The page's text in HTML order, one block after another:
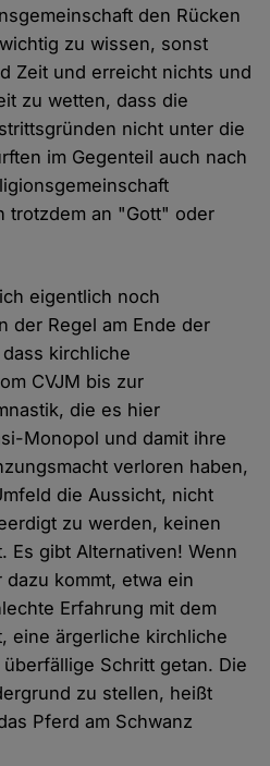
den Rücken
zu wissen, sonst
Zeit und erreicht nichts und
zu wetten, dass die
nicht unter die
im Gegenteil auch nach
trotzdem an "Gott" oder
eigentlich noch
der Regel am Ende der
kirchliche
CVJM bis zur
die es hier
Monopol und damit ihre
verloren haben,
die Aussicht, nicht
zu werden, keinen
Es gibt Alternativen! Wenn
kommt, etwa ein
Erfahrung mit dem
eine ärgerliche kirchliche
Schritt getan. Die
zu stellen, heißt
Pferd am Schwanz